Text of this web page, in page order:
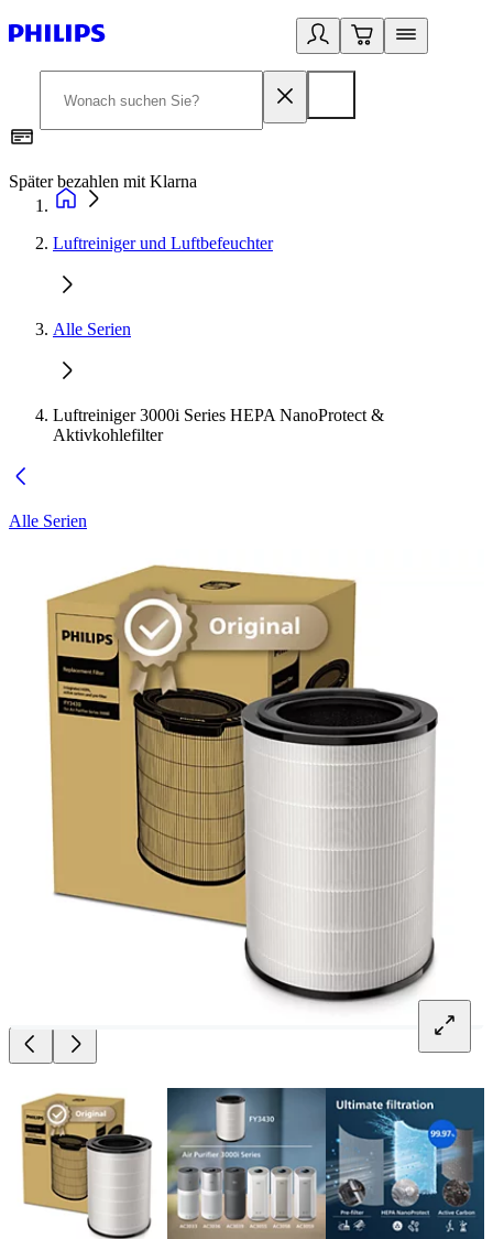
Später bezahlen mit Klarna
Luftreiniger und Luftbefeuchter
Alle Serien
Luftreiniger 3000i Series HEPA NanoProtect &
Aktivkohlefilter
Alle Serien